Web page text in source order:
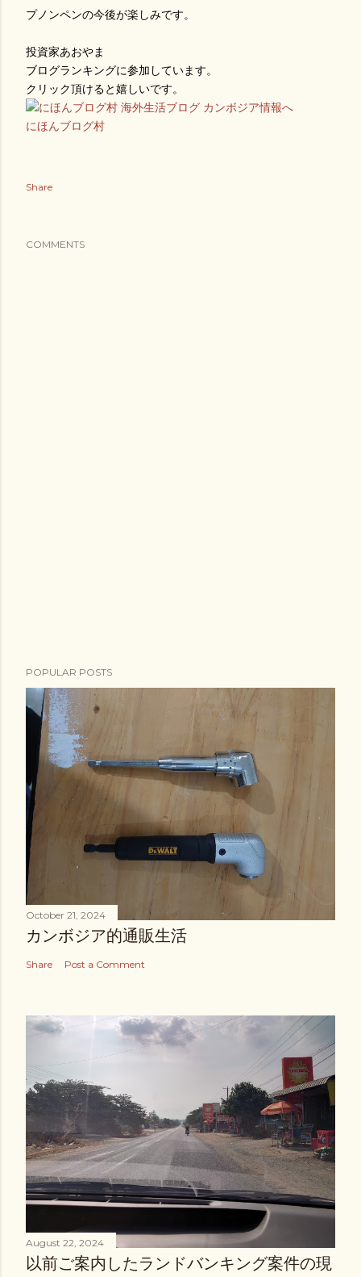
プノンペンの今後が楽しみです。
投資家あおやま
ブログランキングに参加しています。
クリック頂けると嬉しいです。
にほんブログ村
Share
COMMENTS
POPULAR POSTS
October 21, 2024
カンボジア的通販生活
Share Post a Comment
August 22, 2024
以前ご案内したランドバンキング案件の現